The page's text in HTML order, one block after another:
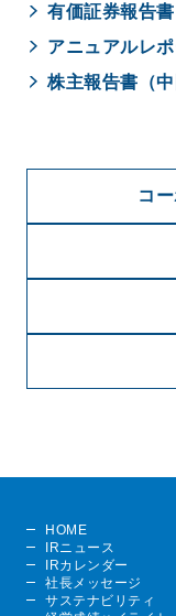
有価証券報告書
アニュアルレポ
株主報告書（中
コ
HOME
IRニュース
IRカレンダー
社長メッセージ
サステナビリティ